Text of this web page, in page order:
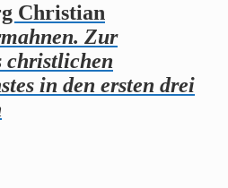
Christian
Zur
christlichen
in den ersten drei